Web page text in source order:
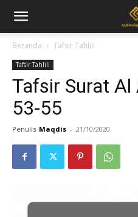
Beranda Tafsir Tahlili
Tafsir Tahlili
Tafsir Surat Al
53-55
Penulis Maqdis - 21/10/2020